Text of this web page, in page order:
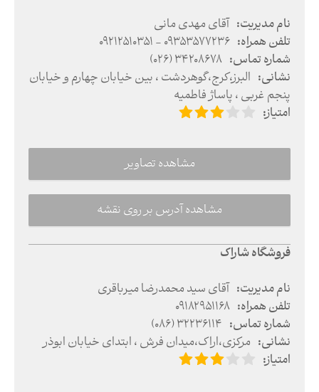
نام مدیریت: آقای مهدی مانی
تلفن همراه:
09212510351 - 09353577236
شماره تماس:
(026) 34208678
نشانی: البرز،کرج،گوهردشت ، بین خیابان چهارم و خیابان
پنجم غربی ، پاساژ فاطمیه
امتیاز:
مشاهده تصاویر
مشاهده آدرس بر روی نقشه
فروشگاه شاراک
نام مدیریت: آقای سید محمدرضا میرباقری
تلفن همراه:
09182951168
شماره تماس:
(086) 32236114
نشانی: مرکزی،اراک،میدان فرش ، ابتدای خیابان ابوذر
امتیاز: